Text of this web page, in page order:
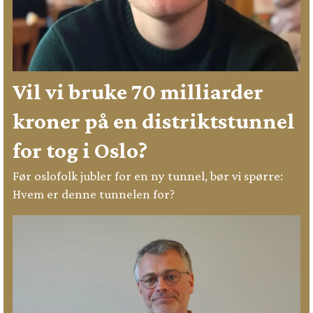
Vil vi bruke 70 milliarder
kroner på en distriktstunnel
for tog i Oslo?
Før oslofolk jubler for en ny tunnel, bør vi spørre:
Hvem er denne tunnelen for?